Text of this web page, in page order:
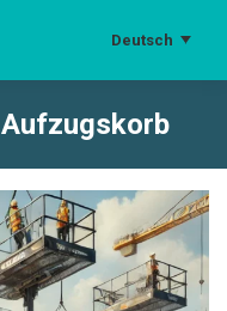
Deutsch
Aufzugskorb